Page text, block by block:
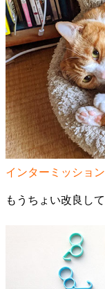
インターミッション
もうちょい改良し